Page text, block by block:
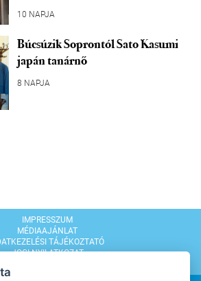
10 NAPJA
Búcsúzik Soprontól Sato Kasumi
japán tanárnő
8 NAPJA
IMPRESSZUM
MÉDIAAJÁNLAT
TÁJÉKOZTATÓ
JOGI NYILATKOZAT